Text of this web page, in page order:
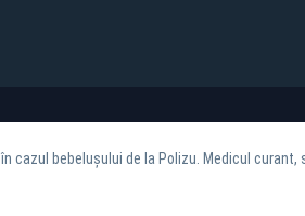
cazul bebelușului de la Polizu. Medicul curant,